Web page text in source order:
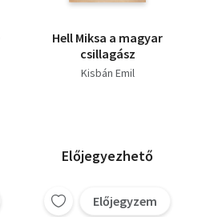
Hell Miksa a magyar
csillagász
Kisbán Emil
Előjegyezhető
Előjegyzem